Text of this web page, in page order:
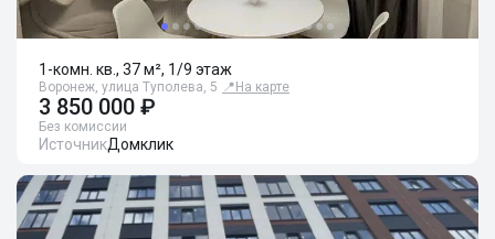
1-комн. кв., 37 м², 1/9 этаж
Воронеж, улица Туполева, 5 📍 На карте
3 850 000 ₽
Без комиссии
ИсточникДомклик